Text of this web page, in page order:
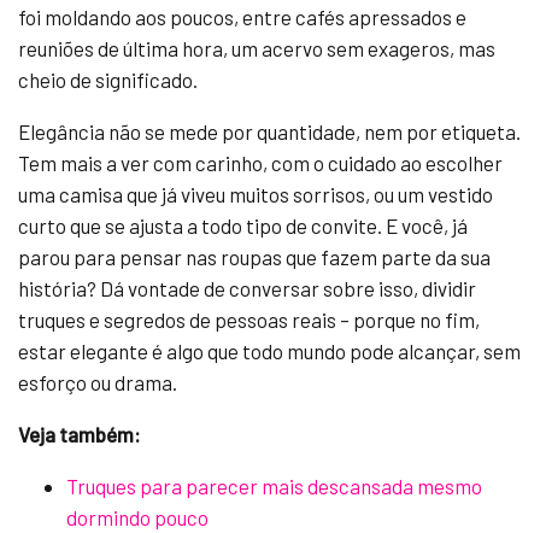
foi moldando aos poucos, entre cafés apressados e
reuniões de última hora, um acervo sem exageros, mas
cheio de significado.
Elegância não se mede por quantidade, nem por etiqueta.
Tem mais a ver com carinho, com o cuidado ao escolher
uma camisa que já viveu muitos sorrisos, ou um vestido
curto que se ajusta a todo tipo de convite. E você, já
parou para pensar nas roupas que fazem parte da sua
história? Dá vontade de conversar sobre isso, dividir
truques e segredos de pessoas reais – porque no fim,
estar elegante é algo que todo mundo pode alcançar, sem
esforço ou drama.
Veja também:
Truques para parecer mais descansada mesmo
dormindo pouco